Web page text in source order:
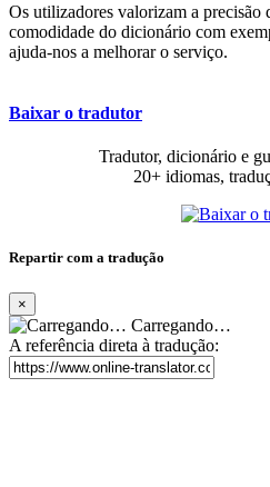
Os utilizadores valorizam a precisão
comodidade do dicionário com
ajuda-nos a melhorar o serviço.
Baixar o tradutor
Tradutor, dicionário e
20+ idiomas,
Repartir com a tradução
×
Carregando…
A referência direta à tradução: